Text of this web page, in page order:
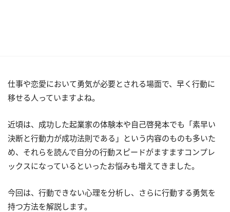
仕事や恋愛において勇気が必要とされる場面で、早く行動に
移せる人っていますよね。
近頃は、成功した起業家の体験本や自己啓発本でも「素早い
決断と行動力が成功法則である」という内容のものも多いた
め、それらを読んで自分の行動スピードがますますコンプレ
ックスになっているといったお悩みも増えてきました。
今回は、行動できない心理を分析し、さらに行動する勇気を
持つ方法を解説します。